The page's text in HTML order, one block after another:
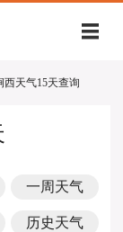
西天气15天查询
一周天气
历史天气